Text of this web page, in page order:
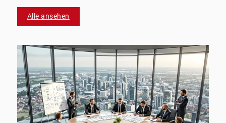
Alle ansehen